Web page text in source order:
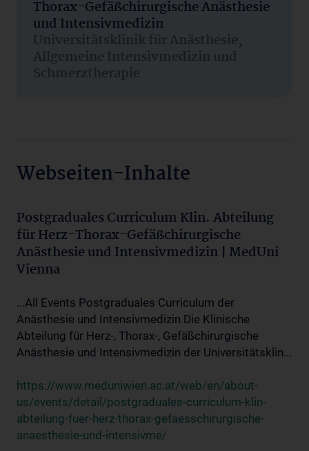
Thorax-Gefäßchirurgische Anästhesie
und Intensivmedizin
Universitätsklinik für Anästhesie,
Allgemeine Intensivmedizin und
Schmerztherapie
Webseiten-Inhalte
Postgraduales Curriculum Klin. Abteilung
für Herz-Thorax-Gefäßchirurgische
Anästhesie und Intensivmedizin | MedUni
Vienna
...All Events Postgraduales Curriculum der
Anästhesie und Intensivmedizin Die Klinische
Abteilung für Herz-, Thorax-, Gefäßchirurgische
Anästhesie und Intensivmedizin der Universitätsklin...
https://www.meduniwien.ac.at/web/en/about-
us/events/detail/postgraduales-curriculum-klin-
abteilung-fuer-herz-thorax-gefaesschirurgische-
anaesthesie-und-intensivme/